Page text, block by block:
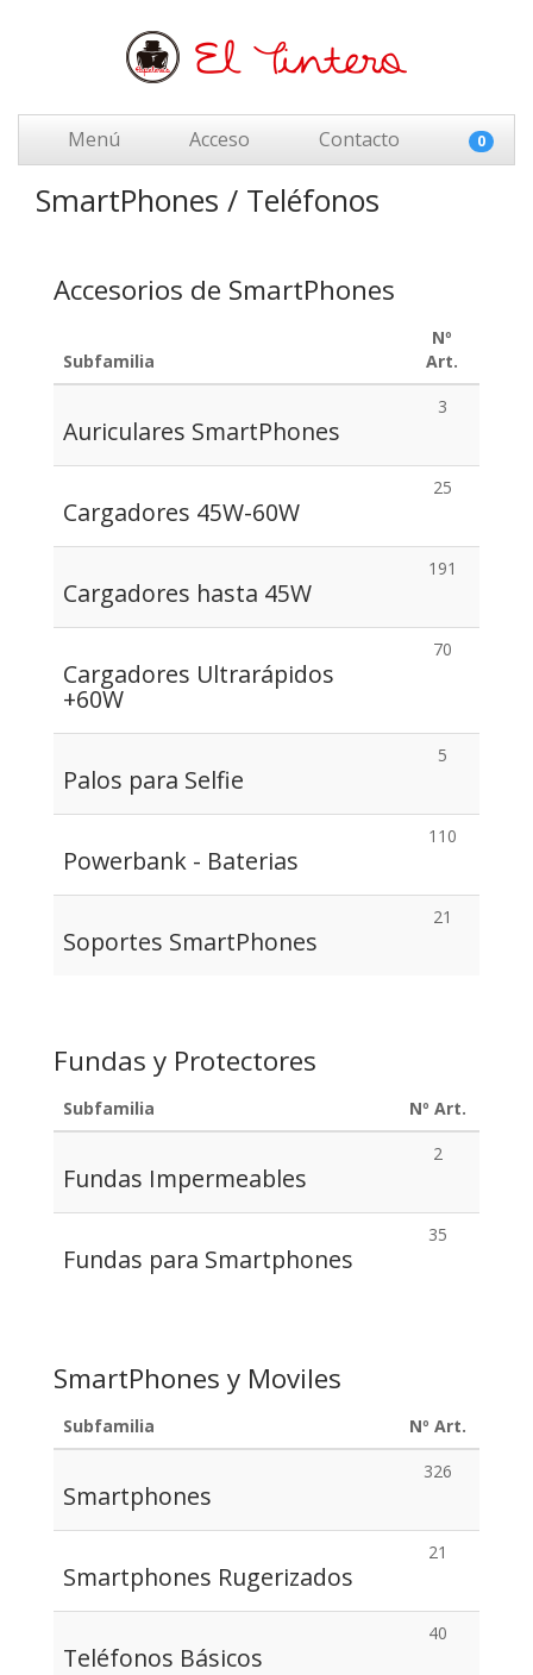
Menú Acceso Contacto 0
SmartPhones / Teléfonos
Accesorios de SmartPhones
Subfamilia
Nº
Art.
Auriculares SmartPhones
3
Cargadores 45W-60W
25
Cargadores hasta 45W
191
Cargadores Ultrarápidos
+60W
70
Palos para Selfie
5
Powerbank - Baterias
110
Soportes SmartPhones
21
Fundas y Protectores
Subfamilia Nº Art.
Fundas Impermeables
2
Fundas para Smartphones
35
SmartPhones y Moviles
Subfamilia Nº Art.
Smartphones
326
Smartphones Rugerizados
21
Teléfonos Básicos
40